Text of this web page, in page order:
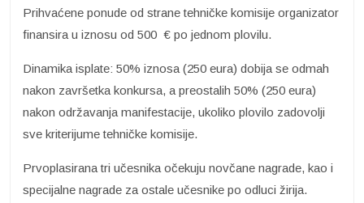
Prihvaćene ponude od strane tehničke komisije organizator
finansira u iznosu od 500 € po jednom plovilu.
Dinamika isplate: 50% iznosa (250 eura) dobija se odmah
nakon završetka konkursa, a preostalih 50% (250 eura)
nakon održavanja manifestacije, ukoliko plovilo zadovolji
sve kriterijume tehničke komisije.
Prvoplasirana tri učesnika očekuju novčane nagrade, kao i
specijalne nagrade za ostale učesnike po odluci žirija.